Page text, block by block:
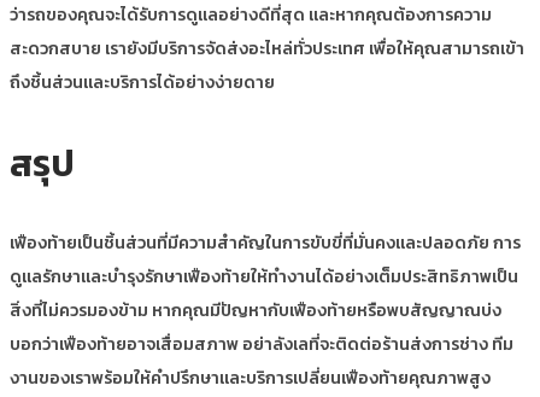
ว่ารถของคุณจะได้รับการดูแลอย่างดีที่สุด และหากคุณต้องการความ
สะดวกสบาย เรายังมีบริการจัดส่งอะไหล่ทั่วประเทศ เพื่อให้คุณสามารถเข้า
ถึงชิ้นส่วนและบริการได้อย่างง่ายดาย
สรุป
เฟืองท้ายเป็นชิ้นส่วนที่มีความสำคัญในการขับขี่ที่มั่นคงและปลอดภัย การ
ดูแลรักษาและบำรุงรักษาเฟืองท้ายให้ทำงานได้อย่างเต็มประสิทธิภาพเป็น
สิ่งที่ไม่ควรมองข้าม หากคุณมีปัญหากับเฟืองท้ายหรือพบสัญญาณบ่ง
บอกว่าเฟืองท้ายอาจเสื่อมสภาพ อย่าลังเลที่จะติดต่อร้านส่งการช่าง ทีม
งานของเราพร้อมให้คำปรึกษาและบริการเปลี่ยนเฟืองท้ายคุณภาพสูง